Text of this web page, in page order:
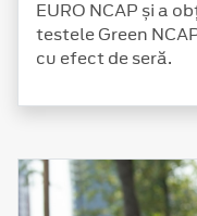
EURO NCAP și a
testele Green
cu efect de seră.